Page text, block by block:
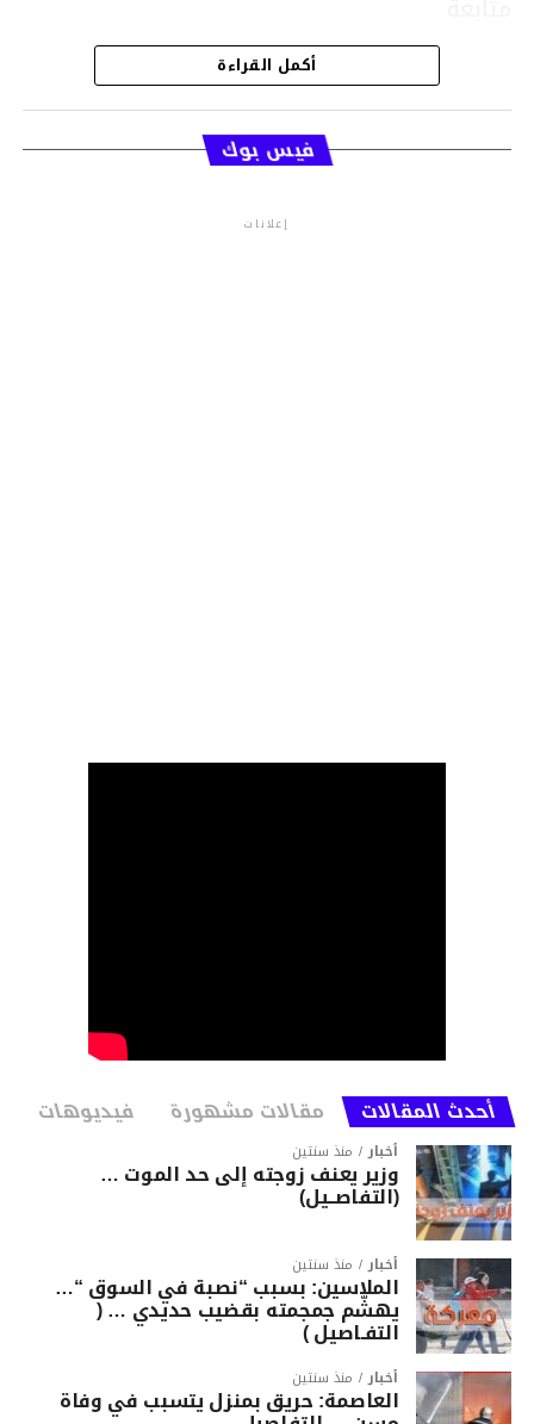
قسم الاخبار
أكمل القراءة
فيس بوك
إعلانات
أحدث المقالات مقالات مشهورة فيديوهات
أخبار منذ سنتين
وزير يعنف زوجته إلى حد الموت …
(التفاصــيل)
أخبار منذ سنتين
الملاسين: بسبب “نصبة في السوق “…
يهشّم جمجمته بقضيب حديدي … (
التفـاصيل )
أخبار منذ سنتين
العاصمة: حريق بمنزل يتسبب في وفاة